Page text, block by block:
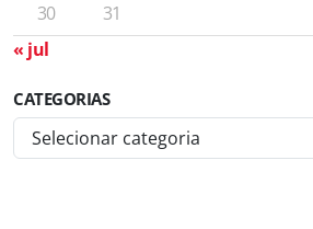
30
31
« jul
CATEGORIAS
a